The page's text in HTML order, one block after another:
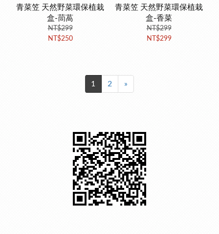
青菜笠 天然野菜環保植栽
盒-茼萵
NT$299
NT$250
青菜笠 天然野菜環保植栽
盒-香菜
NT$299
NT$299
1 2 »